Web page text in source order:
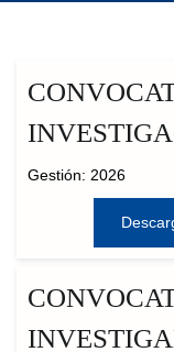
Gestión: 2026